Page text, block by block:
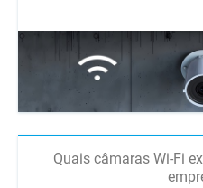
Quais câmaras Wi-Fi